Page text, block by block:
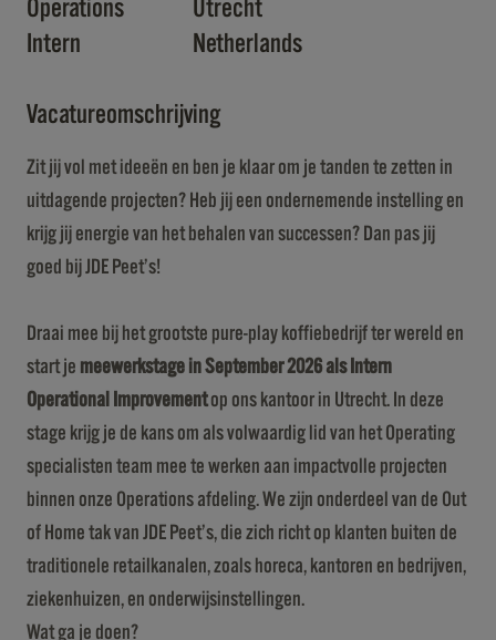
Operations
Utrecht
Intern
Netherlands
Vacatureomschrijving
Zit jij vol met ideeën en ben je klaar om je tanden te zetten in
uitdagende projecten? Heb jij een ondernemende instelling en
krijg jij energie van het behalen van successen? Dan pas jij
goed bij JDE Peet’s!
Draai mee bij het grootste pure-play koffiebedrijf ter wereld en
start je meewerkstage in September 2026 als Intern
Operational Improvementop ons kantoor in Utrecht. In deze
stage krijg je de kans om als volwaardig lid van het Operating
specialisten team mee te werken aan impactvolle projecten
binnen onze Operations afdeling. We zijn onderdeel van de Out
of Home tak van JDE Peet’s, die zich richt op klanten buiten de
traditionele retailkanalen, zoals horeca, kantoren en bedrijven,
ziekenhuizen, en onderwijsinstellingen.
Wat ga je doen?